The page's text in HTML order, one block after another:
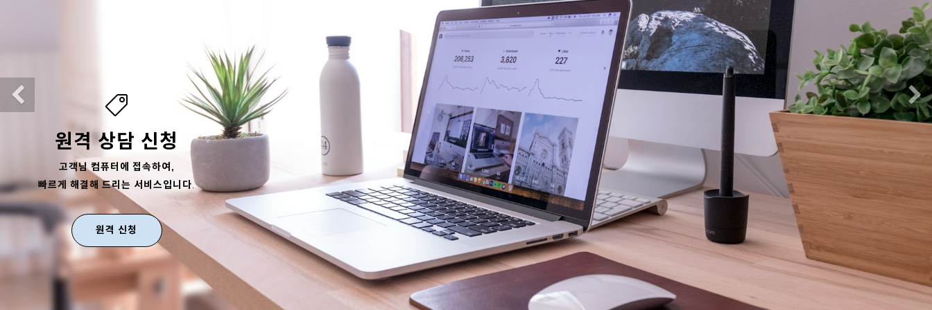
원격 상담 신청
고객님 컴퓨터에 접속하여,
빠르게 해결해 드리는 서비스입니다 .
원격 신청